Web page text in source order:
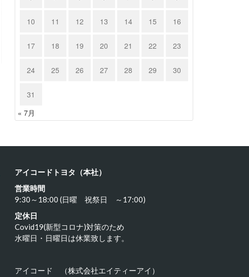
トヨタ ８… カワサキ …
10 11 12 13 14 15 16
17 18 19 20 21 22 23
24 25 26 27 28 29 30
31
« 7月
アイコードトヨタ（本社）
営業時間
9:30～18:00 (日曜 祝祭日 ～17:00)
定休日
Covid19(新型コロナ)対策のため
水曜日・日曜日は休業致します。
アイコード （株式会社エイティーアイ）